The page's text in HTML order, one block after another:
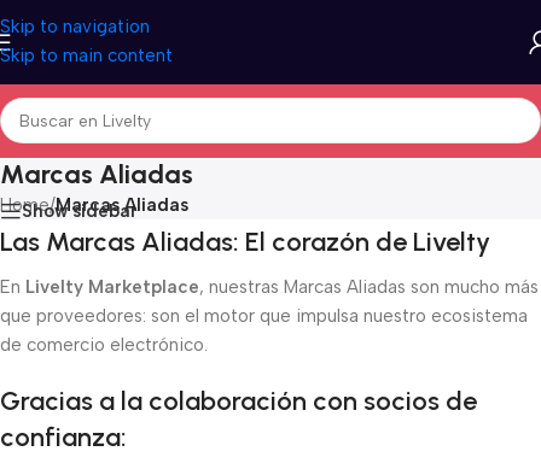
Skip to navigation
Skip to main content
Marcas Aliadas
Home/Marcas Aliadas
Show sidebar
Las Marcas Aliadas: El corazón de Livelty
En Livelty Marketplace, nuestras Marcas Aliadas son mucho más
que proveedores: son el motor que impulsa nuestro ecosistema
de comercio electrónico.
Gracias a la colaboración con socios de
confianza: